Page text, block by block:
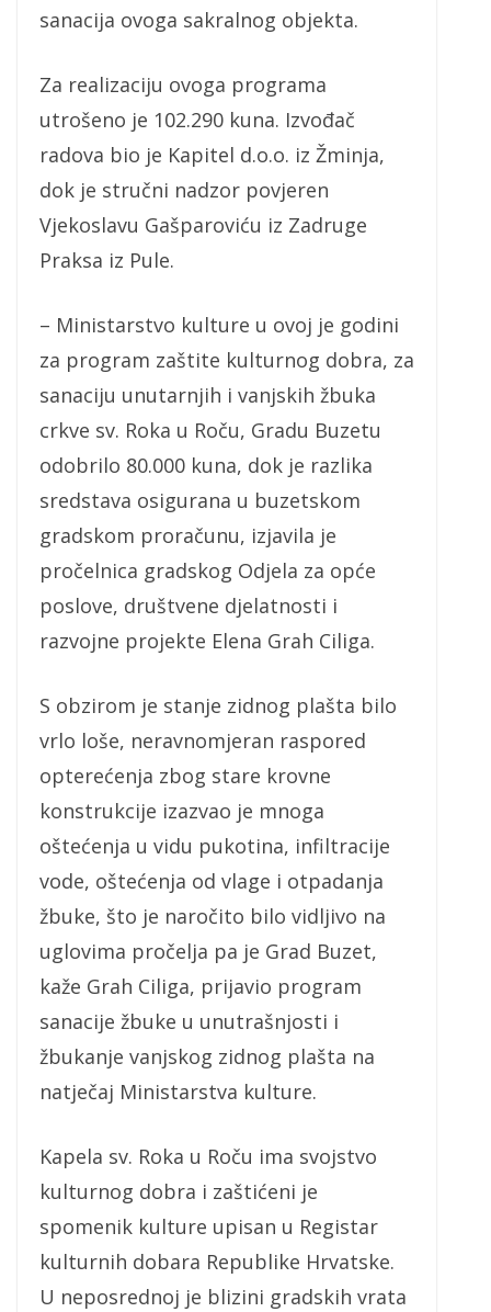
sanacija ovoga sakralnog objekta.
Za realizaciju ovoga programa
utrošeno je 102.290 kuna. Izvođač
radova bio je Kapitel d.o.o. iz Žminja,
dok je stručni nadzor povjeren
Vjekoslavu Gašparoviću iz Zadruge
Praksa iz Pule.
– Ministarstvo kulture u ovoj je godini
za program zaštite kulturnog dobra, za
sanaciju unutarnjih i vanjskih žbuka
crkve sv. Roka u Roču, Gradu Buzetu
odobrilo 80.000 kuna, dok je razlika
sredstava osigurana u buzetskom
gradskom proračunu, izjavila je
pročelnica gradskog Odjela za opće
poslove, društvene djelatnosti i
razvojne projekte Elena Grah Ciliga.
S obzirom je stanje zidnog plašta bilo
vrlo loše, neravnomjeran raspored
opterećenja zbog stare krovne
konstrukcije izazvao je mnoga
oštećenja u vidu pukotina, infiltracije
vode, oštećenja od vlage i otpadanja
žbuke, što je naročito bilo vidljivo na
uglovima pročelja pa je Grad Buzet,
kaže Grah Ciliga, prijavio program
sanacije žbuke u unutrašnjosti i
žbukanje vanjskog zidnog plašta na
natječaj Ministarstva kulture.
Kapela sv. Roka u Roču ima svojstvo
kulturnog dobra i zaštićeni je
spomenik kulture upisan u Registar
kulturnih dobara Republike Hrvatske.
U neposrednoj je blizini gradskih vrata